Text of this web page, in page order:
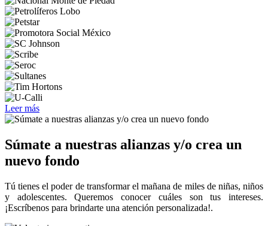
Leer más
Súmate a nuestras alianzas y/o crea un
nuevo fondo
Tú tienes el poder de transformar el mañana de miles de niñas, niños
y adolescentes. Queremos conocer cuáles son tus intereses.
¡Escríbenos para brindarte una atención personalizada!.